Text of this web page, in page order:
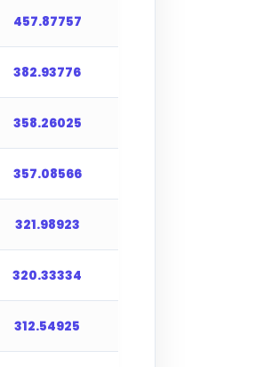
457.87757
382.93776
358.26025
357.08566
321.98923
320.33334
312.54925